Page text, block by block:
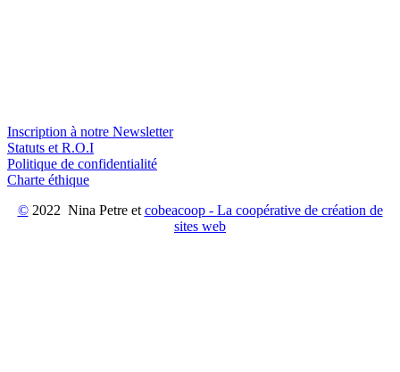
Inscription à notre Newsletter
Statuts et R.O.I
Politique de confidentialité
Charte éthique
©2022 Nina Petre et cobeacoop - La coopérative de création de
sites web